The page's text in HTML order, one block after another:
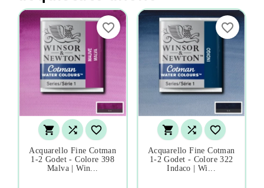
  
Acquarello Fine Cotman
1-2 Godet - Colore 398
Malva | Win...
favorite_border
  
Acquarello Fine Cotman
1-2 Godet - Colore 322
Indaco | Wi...
favorite_border